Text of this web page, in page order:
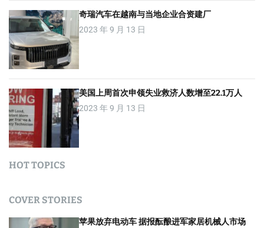
奇瑞汽车在越南与当地企业合资建厂
2023 年 9 月 13 日
美国上周首次申领失业救济人数增至22.1万人
2023 年 9 月 13 日
HOT TOPICS
COVER STORIES
苹果放弃电动车 据报酝酿进军家居机械人市场